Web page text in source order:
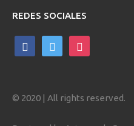
REDES SOCIALES
facebooktwitterinstagram
© 2020 | All rights reserved.